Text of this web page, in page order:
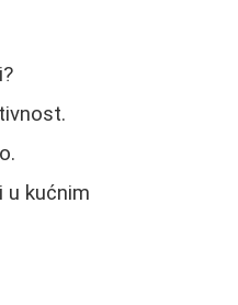
u kućnim